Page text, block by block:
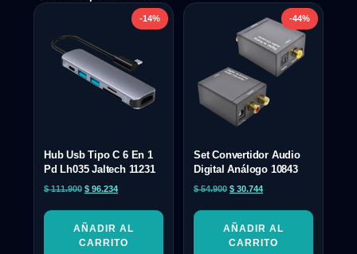
-14%
Hub Usb Tipo C 6 En 1
Pd Lh035 Jaltech 11231
$111.900 $ 96.234
AÑADIR AL
CARRITO
-44%
Set Convertidor Audio
Digital Análogo 10843
$54.900 $ 30.744
AÑADIR AL
CARRITO